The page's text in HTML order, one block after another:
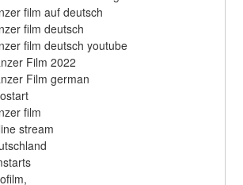
film auf deutsch
film deutsch
film deutsch youtube
Film 2022
Film german
film
stream